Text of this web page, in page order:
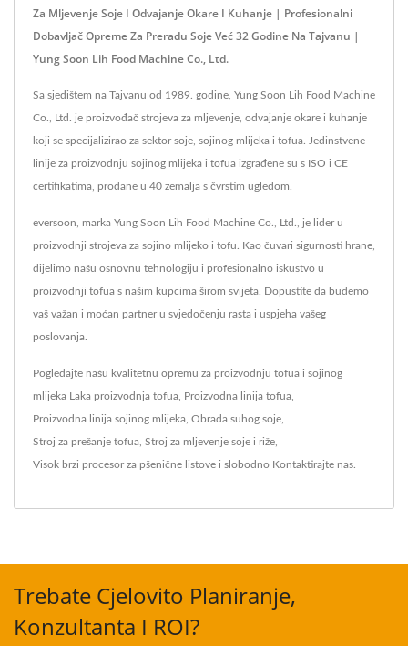
Za Mljevenje Soje I Odvajanje Okare I Kuhanje | Profesionalni
Dobavljač Opreme Za Preradu Soje Već 32 Godine Na Tajvanu |
Yung Soon Lih Food Machine Co., Ltd.
Sa sjedištem na Tajvanu od 1989. godine, Yung Soon Lih Food Machine
Co., Ltd. je proizvođač strojeva za mljevenje, odvajanje okare i kuhanje
koji se specijalizirao za sektor soje, sojinog mlijeka i tofua. Jedinstvene
linije za proizvodnju sojinog mlijeka i tofua izgrađene su s ISO i CE
certifikatima, prodane u 40 zemalja s čvrstim ugledom.
eversoon, marka Yung Soon Lih Food Machine Co., Ltd., je lider u
proizvodnji strojeva za sojino mlijeko i tofu. Kao čuvari sigurnosti hrane,
dijelimo našu osnovnu tehnologiju i profesionalno iskustvo u
proizvodnji tofua s našim kupcima širom svijeta. Dopustite da budemo
vaš važan i moćan partner u svjedočenju rasta i uspjeha vašeg
poslovanja.
Pogledajte našu kvalitetnu opremu za proizvodnju tofua i sojinog
mlijeka Laka proizvodnja tofua Proizvodna linija tofua
Proizvodna linija sojinog mlijeka Obrada suhog soje
Stroj za prešanje tofua Stroj za mljevenje soje i riže
Visok brzi procesor za pšenične listove i slobodno Kontaktirajte nas
Trebate Cjelovito Planiranje,
Konzultanta I ROI?